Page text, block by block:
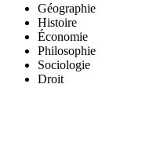
Géographie
Histoire
Économie
Philosophie
Sociologie
Droit